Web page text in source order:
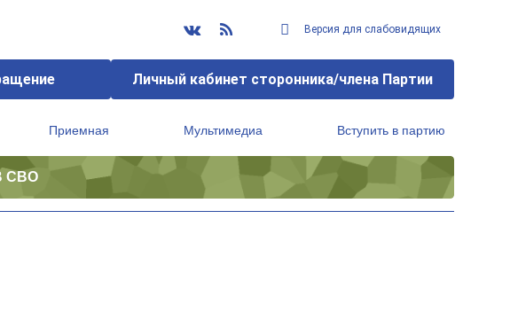
Версия для слабовидящих
Личный кабинет сторонника/члена Партии
Приемная Мультимедиа Вступить в партию
СВО